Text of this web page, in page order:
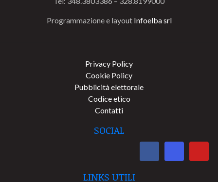
Programmazione e layout Infoelba srl
Privacy Policy
Cookie Policy
Pubblicità elettorale
Codice etico
Contatti
SOCIAL
LINKS UTILI